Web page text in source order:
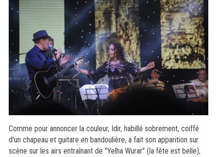
Comme pour annoncer la couleur, Idir, habillé sobrement, coiffé
d'un chapeau et guitare en bandoulière, a fait son apparition sur
scène sur les airs entraînant de "Yelha Wurar" (la fête est belle),